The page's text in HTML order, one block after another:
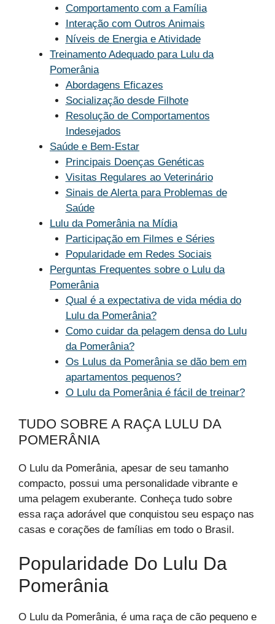
Comportamento com a Família
Interação com Outros Animais
Níveis de Energia e Atividade
Treinamento Adequado para Lulu da
Pomerânia
Abordagens Eficazes
Socialização desde Filhote
Resolução de Comportamentos
Indesejados
Saúde e Bem-Estar
Principais Doenças Genéticas
Visitas Regulares ao Veterinário
Sinais de Alerta para Problemas de
Saúde
Lulu da Pomerânia na Mídia
Participação em Filmes e Séries
Popularidade em Redes Sociais
Perguntas Frequentes sobre o Lulu da
Pomerânia
Qual é a expectativa de vida média do
Lulu da Pomerânia?
Como cuidar da pelagem densa do Lulu
da Pomerânia?
Os Lulus da Pomerânia se dão bem em
apartamentos pequenos?
O Lulu da Pomerânia é fácil de treinar?
TUDO SOBRE A RAÇA LULU DA
POMERÂNIA
O Lulu da Pomerânia, apesar de seu tamanho
compacto, possui uma personalidade vibrante e
uma pelagem exuberante. Conheça tudo sobre
essa raça adorável que conquistou seu espaço nas
casas e corações de famílias em todo o Brasil.
Popularidade Do Lulu Da
Pomerânia
O Lulu da Pomerânia, é uma raça de cão pequeno e